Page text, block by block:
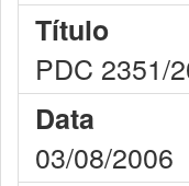
Título
PDC 2351/
Data
03/08/2006